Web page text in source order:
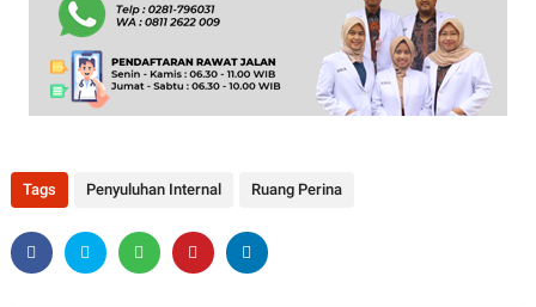
Tags Penyuluhan Internal Ruang Perina